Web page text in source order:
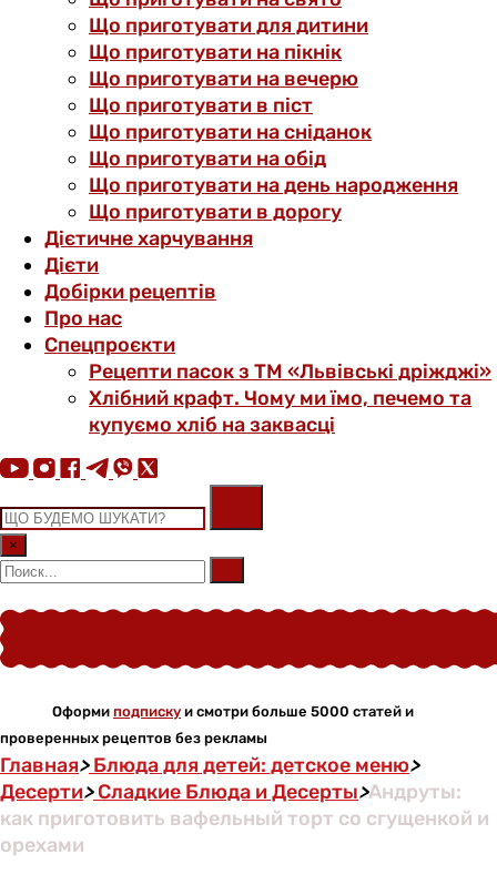
Що приготувати для дитини
Що приготувати на пікнік
Що приготувати на вечерю
Що приготувати в піст
Що приготувати на сніданок
Що приготувати на обід
Що приготувати на день народження
Що приготувати в дорогу
Дієтичне харчування
Дієти
Добірки рецептів
Про нас
Спецпроєкти
Рецепти пасок з ТМ «Львівські дріжджі»
Хлібний крафт. Чому ми їмо, печемо та
купуємо хліб на заквасці
×
Оформи подписку и смотри больше 5000 статей и
проверенных рецептов без рекламы
Главная>Блюда для детей: детское меню>
Десерти>Сладкие Блюда и Десерты>Андруты:
как приготовить вафельный торт со сгущенкой и
орехами